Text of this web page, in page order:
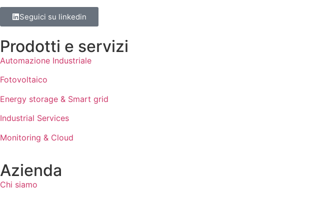
Seguici su linkedin
Prodotti e servizi
Automazione Industriale
Fotovoltaico
Energy storage & Smart grid
Industrial Services
Monitoring & Cloud
Azienda
Chi siamo